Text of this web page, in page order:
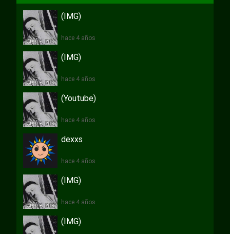
(IMG)
hace 4 años
(IMG)
hace 4 años
(Youtube)
hace 4 años
dexxs
hace 4 años
(IMG)
hace 4 años
(IMG)